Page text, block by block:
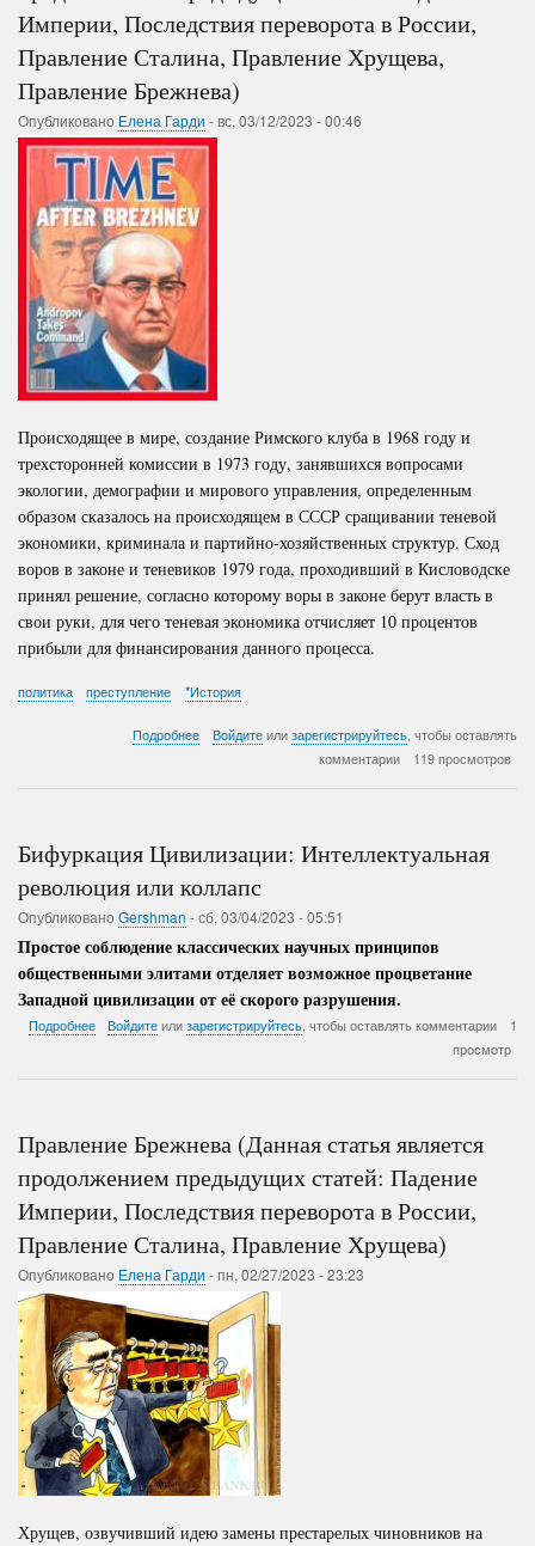
Империи, Последствия переворота в России,
Правление Сталина, Правление Хрущева,
Правление Брежнева)
Опубликовано Елена Гарди -вс, 03/12/2023 - 00:46
Происходящее в мире, создание Римского клуба в 1968 году и
трехсторонней комиссии в 1973 году, занявшихся вопросами
экологии, демографии и мирового управления, определенным
образом сказалось на происходящем в СССР сращивании теневой
экономики, криминала и партийно-хозяйственных структур. Сход
воров в законе и теневиков 1979 года, проходивший в Кисловодске
принял решение, согласно которому воры в законе берут власть в
свои руки, для чего теневая экономика отчисляет 10 процентов
прибыли для финансирования данного процесса.
политика преступление *История
Подробнее
(Данная
продолжением
статей:
Падение
Последствия
переворота
в
Правление
Правление
Брежнева)
Войдите или зарегистрируйтесь, чтобы оставлять
комментарии
119 просмотров
Бифуркация Цивилизации: Интеллектуальная
революция или коллапс
Опубликовано Gershman -сб, 03/04/2023 - 05:51
Простое соблюдение классических научных принципов
общественными элитами отделяет возможное процветание
Западной цивилизации от её скорого разрушения.
Подробнеео
Интеллектуальная
коллапс
Войдите илизарегистрируйтесь, чтобы оставлять комментарии
1
просмотр
Правление Брежнева (Данная статья является
продолжением предыдущих статей: Падение
Империи, Последствия переворота в России,
Правление Сталина, Правление Хрущева)
Опубликовано Елена Гарди -пн, 02/27/2023 - 23:23
Хрущев, озвучивший идею замены престарелых чиновников на